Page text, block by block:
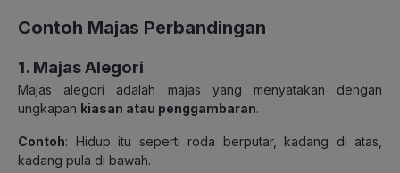
Contoh Majas Perbandingan
1. Majas Alegori
Majas alegori adalah majas yang menyatakan dengan
ungkapan kiasan atau penggambaran.
Contoh: Hidup itu seperti roda berputar, kadang di atas,
kadang pula di bawah.